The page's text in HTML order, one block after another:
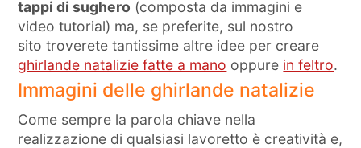
tappi di sughero (composta da immagini e
video tutorial) ma, se preferite, sul nostro
sito troverete tantissime altre idee per creare
ghirlande natalizie fatte a mano oppure in feltro.
Immagini delle ghirlande natalizie
Come sempre la parola chiave nella
realizzazione di qualsiasi lavoretto è creatività e,